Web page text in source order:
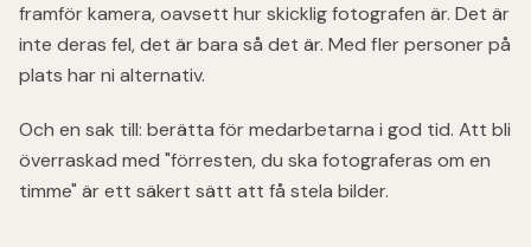
framför kamera, oavsett hur skicklig fotografen är. Det är
inte deras fel, det är bara så det är. Med fler personer på
plats har ni alternativ.
Och en sak till: berätta för medarbetarna i god tid. Att bli
överraskad med "förresten, du ska fotograferas om en
timme" är ett säkert sätt att få stela bilder.